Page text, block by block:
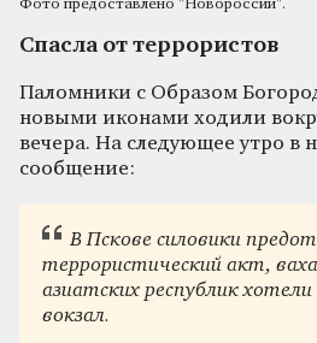
Фото предоставлено "Новороссии".
Спасла от террористов
Паломники с Образом
новыми иконами ходили
вечера. На следующее утро в
сообщение:
В Пскове силовики
террористический акт,
азиатских республик
вокзал.